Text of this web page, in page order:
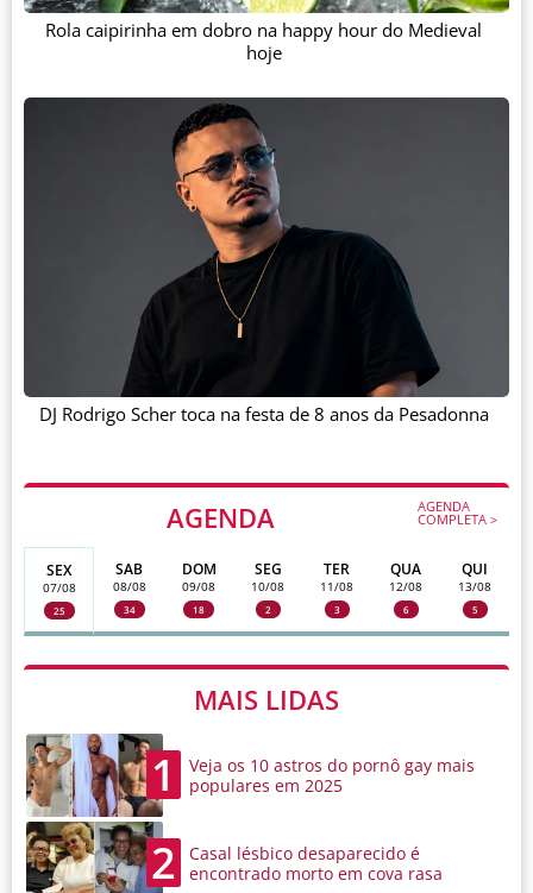
AGENDA AGENDA
COMPLETA >
SEX
07/08
25
SAB
08/08
34
DOM
09/08
18
SEG
10/08
2
TER
11/08
3
QUA
12/08
6
QUI
13/08
5
MAIS LIDAS
1
Veja os 10 astros do pornô gay mais
populares em 2025
2
Casal lésbico desaparecido é
encontrado morto em cova rasa
Rola caipirinha em dobro na happy hour do Medieval
hoje
DJ Rodrigo Scher toca na festa de 8 anos da Pesadonna